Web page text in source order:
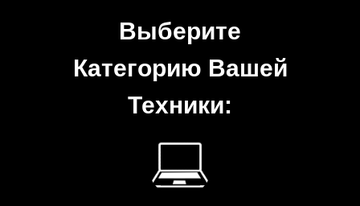
Выберите
Категорию Вашей
Техники: